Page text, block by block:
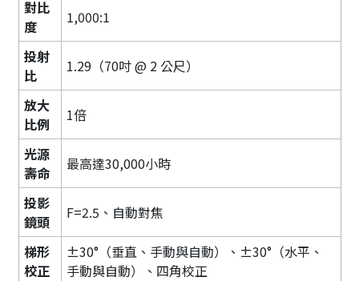
對比
度
1,000:1
投射
比
1.29（70吋 @ 2 公尺）
放大
比例
1倍
光源
壽命
最高達30,000小時
投影
鏡頭
F=2.5、自動對焦
梯形
校正
±30°（垂直、手動與自動）、±30°（水平、
手動與自動）、四角校正